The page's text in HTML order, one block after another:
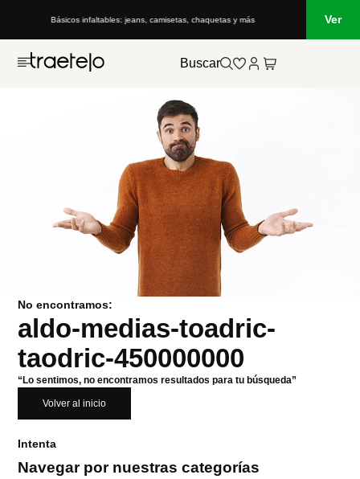
Básicos infaltables: jeans, camisetas, chaquetas y más Ver
Buscar
No encontramos:
aldo-medias-toadric-
taodric-450000000
“Lo sentimos, no encontramos resultados para tu búsqueda”
Volver al inicio
Intenta
Navegar por nuestras categorías